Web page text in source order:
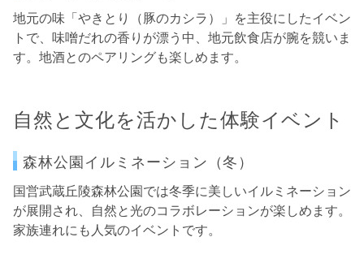
地元の味「やきとり（豚のカシラ）」を主役にしたイベン
トで、味噌だれの香りが漂う中、地元飲食店が腕を競いま
す。地酒とのペアリングも楽しめます。
自然と文化を活かした体験イベント
森林公園イルミネーション（冬）
国営武蔵丘陵森林公園では冬季に美しいイルミネーション
が展開され、自然と光のコラボレーションが楽しめます。
家族連れにも人気のイベントです。